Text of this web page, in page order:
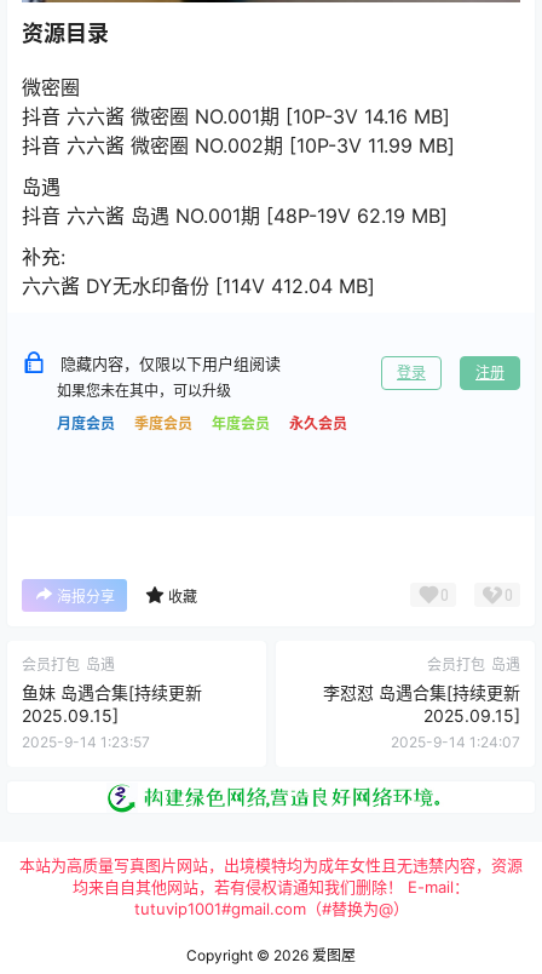
资源目录
微密圈
抖音 六六酱 微密圈 NO.001期 [10P-3V 14.16 MB]
抖音 六六酱 微密圈 NO.002期 [10P-3V 11.99 MB]
岛遇
抖音 六六酱 岛遇 NO.001期 [48P-19V 62.19 MB]
补充:
六六酱 DY无水印备份 [114V 412.04 MB]
隐藏内容，仅限以下用户组阅读
如果您未在其中，可以升级
月度会员
季度会员 年度会员 永久会员
登录 注册
海报分享 收藏 0 0
会员打包 岛遇
鱼妹 岛遇合集[持续更新
2025.09.15]
2025-9-14 1:23:57
会员打包 岛遇
李怼怼 岛遇合集[持续更新
2025.09.15]
2025-9-14 1:24:07
本站为高质量写真图片网站，出境模特均为成年女性且无违禁内容，资源
均来自自其他网站，若有侵权请通知我们删除！ E-mail：
tutuvip1001#gmail.com（#替换为@）
Copyright © 2026 爱图屋